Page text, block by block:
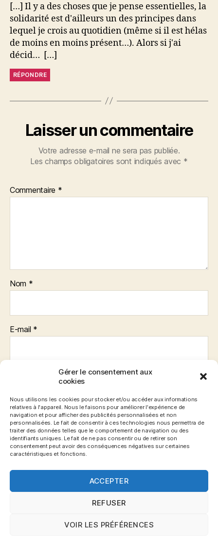
Gérer le consentement aux
cookies
Nous utilisons les cookies pour stocker et/ou accéder aux informations
relatives à l'appareil. Nous le faisons pour améliorer l'expérience de
navigation et pour afficher des publicités personnalisées et non
personnalisées. Le fait de consentir à ces technologies nous permettra de
traiter des données telles que le comportement de navigation ou des
identifiants uniques. Le fait de ne pas consentir ou de retirer son
consentement peut avoir des conséquences négatives sur certaines
caractéristiques et fonctions.
ACCEPTER
REFUSER
VOIR LES PRÉFÉRENCES
[…] Il y a des choses que je pense essentielles, la
solidarité est d'ailleurs un des principes dans
lequel je crois au quotidien (même si il est hélas
de moins en moins présent…). Alors si j'ai
décid… […]
RÉPONDRE
Laisser un commentaire
Votre adresse e-mail ne sera pas publiée.
Les champs obligatoires sont indiqués avec *
Commentaire *
Nom *
E-mail *